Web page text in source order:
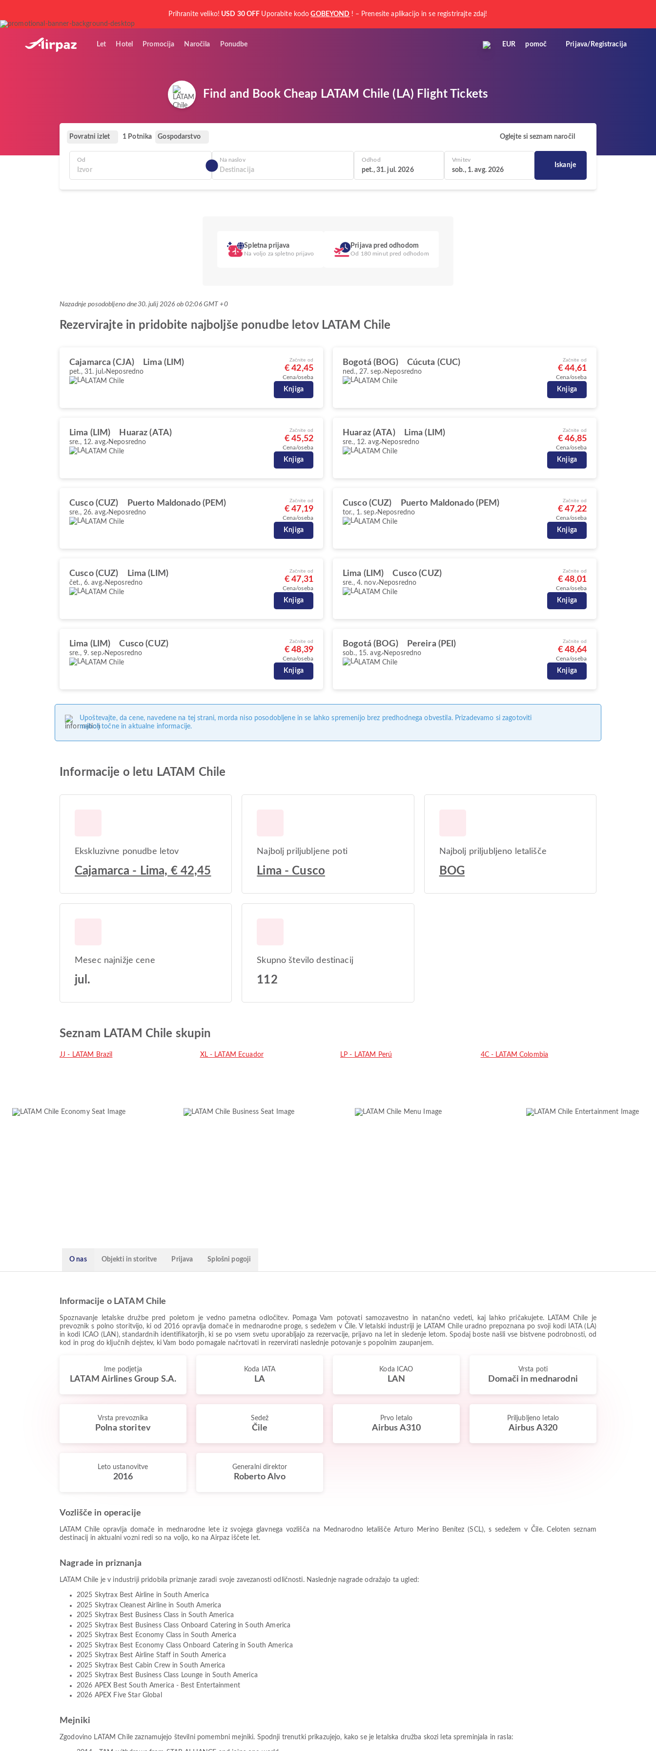
Prihranite veliko! USD 30 OFF Uporabite kodo GOBEYOND ! – Prenesite aplikacijo in se registrirajte zdaj!
Let Hotel Promocija Naročila Ponudbe EUR pomoč Prijava/Registracija
Find and Book Cheap LATAM Chile (LA) Flight Tickets
Povratni izlet 1 Potnika Gospodarstvo Oglejte si seznam naročil
Od Na naslov Odhod
pet., 31. jul. 2026
Vrnitev
sob., 1. avg. 2026
Iskanje
Spletna prijava
Na voljo za spletno prijavo
Prijava pred odhodom
Od 180 minut pred odhodom
Nazadnje posodobljeno dne30. julij 2026 ob 02:06 GMT +0
Rezervirajte in pridobite najboljše ponudbe letov LATAM Chile
Cajamarca (CJA) Lima (LIM)
pet., 31. jul. Neposredno
LATAM Chile
Začnite od
€ 42,45
Cena/oseba
Knjiga
Bogotá (BOG) Cúcuta (CUC)
ned., 27. sep. Neposredno
LATAM Chile
Začnite od
€ 44,61
Cena/oseba
Knjiga
Lima (LIM) Huaraz (ATA)
sre., 12. avg. Neposredno
LATAM Chile
Začnite od
€ 45,52
Cena/oseba
Knjiga
Huaraz (ATA) Lima (LIM)
sre., 12. avg. Neposredno
LATAM Chile
Začnite od
€ 46,85
Cena/oseba
Knjiga
Cusco (CUZ) Puerto Maldonado (PEM)
sre., 26. avg. Neposredno
LATAM Chile
Začnite od
€ 47,19
Cena/oseba
Knjiga
Cusco (CUZ) Puerto Maldonado (PEM)
tor., 1. sep. Neposredno
LATAM Chile
Začnite od
€ 47,22
Cena/oseba
Knjiga
Cusco (CUZ) Lima (LIM)
čet., 6. avg. Neposredno
LATAM Chile
Začnite od
€ 47,31
Cena/oseba
Knjiga
Lima (LIM) Cusco (CUZ)
sre., 4. nov. Neposredno
LATAM Chile
Začnite od
€ 48,01
Cena/oseba
Knjiga
Lima (LIM) Cusco (CUZ)
sre., 9. sep. Neposredno
LATAM Chile
Začnite od
€ 48,39
Cena/oseba
Knjiga
Bogotá (BOG) Pereira (PEI)
sob., 15. avg. Neposredno
LATAM Chile
Začnite od
€ 48,64
Cena/oseba
Knjiga
Upoštevajte, da cene, navedene na tej strani, morda niso posodobljene in se lahko spremenijo brez predhodnega obvestila. Prizadevamo si zagotoviti
najbolj točne in aktualne informacije.
Informacije o letu LATAM Chile
Ekskluzivne ponudbe letov
Cajamarca - Lima, € 42,45
Najbolj priljubljene poti
Lima - Cusco
Najbolj priljubljeno letališče
BOG
Mesec najnižje cene
jul.
Skupno število destinacij
112
Seznam LATAM Chile skupin
JJ - LATAM Brazil XL - LATAM Ecuador LP - LATAM Perú 4C - LATAM Colombia
O nas Objekti in storitve Prijava Splošni pogoji
Informacije o LATAM Chile
Spoznavanje letalske družbe pred poletom je vedno pametna odločitev. Pomaga Vam potovati samozavestno in natančno vedeti, kaj lahko pričakujete. LATAM Chile je
prevoznik s polno storitvijo, ki od 2016 opravlja domače in mednarodne proge, s sedežem v Čile. V letalski industriji je LATAM Chile uradno prepoznana po svoji kodi IATA (LA)
in kodi ICAO (LAN), standardnih identifikatorjih, ki se po vsem svetu uporabljajo za rezervacije, prijavo na let in sledenje letom. Spodaj boste našli vse bistvene podrobnosti, od
kod in prog do ključnih dejstev, ki Vam bodo pomagale načrtovati in rezervirati naslednje potovanje s popolnim zaupanjem.
Ime podjetja
LATAM Airlines Group S.A.
Koda IATA
LA
Koda ICAO
LAN
Vrsta poti
Domači in mednarodni
Vrsta prevoznika
Polna storitev
Sedež
Čile
Prvo letalo
Airbus A310
Priljubljeno letalo
Airbus A320
Leto ustanovitve
2016
Generalni direktor
Roberto Alvo
Vozlišče in operacije
LATAM Chile opravlja domače in mednarodne lete iz svojega glavnega vozlišča na Mednarodno letališče Arturo Merino Benítez (SCL), s sedežem v Čile. Celoten seznam
destinacij in aktualni vozni redi so na voljo, ko na Airpaz iščete let.
Nagrade in priznanja
LATAM Chile je v industriji pridobila priznanje zaradi svoje zavezanosti odličnosti. Naslednje nagrade odražajo ta ugled:
2025 Skytrax Best Airline in South America
2025 Skytrax Cleanest Airline in South America
2025 Skytrax Best Business Class in South America
2025 Skytrax Best Business Class Onboard Catering in South America
2025 Skytrax Best Economy Class in South America
2025 Skytrax Best Economy Class Onboard Catering in South America
2025 Skytrax Best Airline Staff in South America
2025 Skytrax Best Cabin Crew in South America
2025 Skytrax Best Business Class Lounge in South America
2026 APEX Best South America - Best Entertainment
2026 APEX Five Star Global
Mejniki
Zgodovino LATAM Chile zaznamujejo številni pomembni mejniki. Spodnji trenutki prikazujejo, kako se je letalska družba skozi leta spreminjala in rasla: